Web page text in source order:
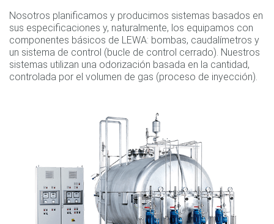
Nosotros planificamos y producimos sistemas basados en
sus especificaciones y, naturalmente, los equipamos con
componentes básicos de LEWA: bombas, caudalímetros y
un sistema de control (bucle de control cerrado). Nuestros
sistemas utilizan una odorización basada en la cantidad,
controlada por el volumen de gas (proceso de inyección).